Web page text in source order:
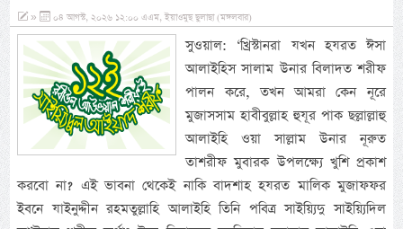
» ০৪ আগস্ট, ২০২৬ ১২:০০ এএম, ইয়াওমুছ ছুলাছা (মঙ্গলবার)
সুওয়াল: ‘খ্রিস্টানরা যখন হযরত ঈসা
আলাইহিস সালাম উনার বিলাদত শরীফ
পালন করে, তখন আমরা কেন নূরে
মুজাসসাম হাবীবুল্লাহ হুযূর পাক ছল্লাল্লাহু
আলাইহি ওয়া সাল্লাম উনার নূরুত
তাশরীফ মুবারক উপলক্ষ্যে খুশি প্রকাশ
করবো না? এই ভাবনা থেকেই নাকি বাদশাহ হযরত মালিক মুজাফফর
ইবনে যাইনুদ্দীন রহমতুল্লাহি আলাইহি তিনি পবিত্র সাইয়্যিদু সাইয়্যিদিল